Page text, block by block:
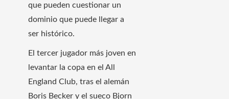
que pueden cuestionar un
dominio que puede llegar a
ser histórico.
El tercer jugador más joven en
levantar la copa en el All
England Club, tras el alemán
Boris Becker y el sueco Bjorn